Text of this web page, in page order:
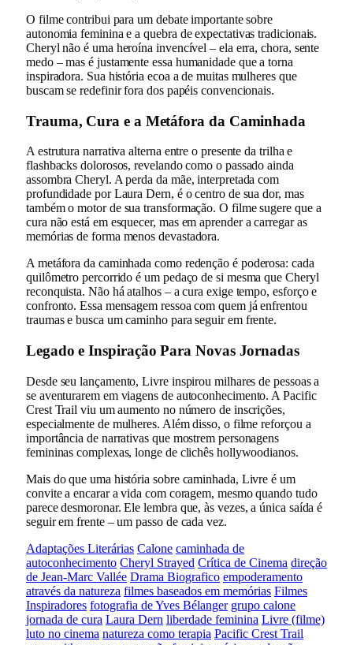
O filme contribui para um debate importante sobre
autonomia feminina e a quebra de expectativas tradicionais.
Cheryl não é uma heroína invencível – ela erra, chora, sente
medo – mas é justamente essa humanidade que a torna
inspiradora. Sua história ecoa a de muitas mulheres que
buscam se redefinir fora dos papéis convencionais.
Trauma, Cura e a Metáfora da Caminhada
A estrutura narrativa alterna entre o presente da trilha e
flashbacks dolorosos, revelando como o passado ainda
assombra Cheryl. A perda da mãe, interpretada com
profundidade por Laura Dern, é o centro de sua dor, mas
também o motor de sua transformação. O filme sugere que a
cura não está em esquecer, mas em aprender a carregar as
memórias de forma menos devastadora.
A metáfora da caminhada como redenção é poderosa: cada
quilômetro percorrido é um pedaço de si mesma que Cheryl
reconquista. Não há atalhos – a cura exige tempo, esforço e
confronto. Essa mensagem ressoa com quem já enfrentou
traumas e busca um caminho para seguir em frente.
Legado e Inspiração Para Novas Jornadas
Desde seu lançamento, Livre inspirou milhares de pessoas a
se aventurarem em viagens de autoconhecimento. A Pacific
Crest Trail viu um aumento no número de inscrições,
especialmente de mulheres. Além disso, o filme reforçou a
importância de narrativas que mostrem personagens
femininas complexas, longe de clichês hollywoodianos.
Mais do que uma história sobre caminhada, Livre é um
convite a encarar a vida com coragem, mesmo quando tudo
parece desmoronar. Ele lembra que, às vezes, a única saída é
seguir em frente – um passo de cada vez.
Adaptações Literárias Calone caminhada de
autoconhecimento Cheryl Strayed Crítica de Cinema direção
de Jean-Marc Vallée Drama Biografico empoderamento
através da natureza filmes baseados em memórias Filmes
Inspiradores fotografia de Yves Bélanger grupo calone
jornada de cura Laura Dern liberdade feminina Livre (filme)
luto no cinema natureza como terapia Pacific Crest Trail